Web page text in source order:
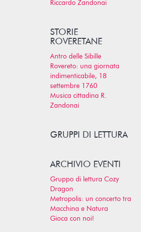
Riccardo Zandonai
STORIE
ROVERETANE
Antro delle Sibille
Rovereto: una giornata
indimenticabile, 18
settembre 1760
Musica cittadina R.
Zandonai
GRUPPI DI LETTURA
ARCHIVIO EVENTI
Gruppo di lettura Cozy
Dragon
Metropolis: un concerto tra
Macchina e Natura
Gioca con noi!